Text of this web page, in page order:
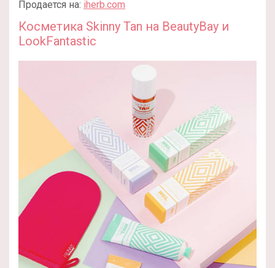
Продается на: iherb.com
Косметика Skinny Tan на BeautyBay и
LookFantastic